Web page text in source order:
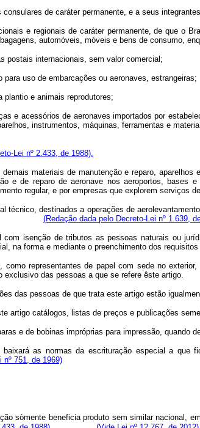
de caráter permanente, e a seus
e regionais de caráter permanente, de que o
automóveis, móveis e bens de consumo,
internacionais, sem valor comercial;
uso de embarcações ou aeronaves, estrangeiras;
e animais reprodutores;
e acessórios de aeronaves importados por
instrumentos, máquinas, ferramentas e
Lei nº 2.433, de 1988).
materiais de manutenção e reparo, aparelhos e
e de reparo de aeronave nos aeroportos, bases
regular, e por empresas que explorem serviços
técnico, destinados a operações de
(Redação dada pelo Decreto-Lei nº 1.639,
isenção de tributos as pessoas naturais ou
na forma e mediante o preenchimento dos
como representantes de papel com sede no
das pessoas a que se refere êste artigo
pessoas de que trata este artigo estão
catálogos, listas de preços e publicações
e de bobinas impróprias para impressão, quando
as normas da escrituração especial a que
nº 751, de 1969)
sòmente beneficia produto sem similar